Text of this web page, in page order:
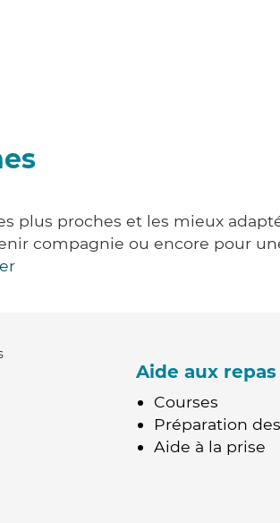
plus proches et les mieux
compagnie ou encore pour
Aide aux repas
Courses
Préparation
Aide à la prise